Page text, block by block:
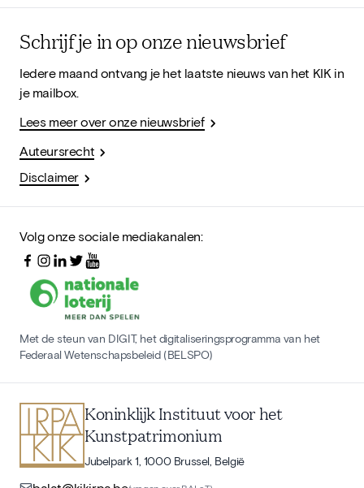
Schrijf je in op onze nieuwsbrief
Iedere maand ontvang je het laatste nieuws van het KIK in
je mailbox.
Lees meer over onze nieuwsbrief
Auteursrecht
Disclaimer
Volg onze sociale mediakanalen:
Met de steun van DIGIT, het digitaliseringsprogramma van het
Federaal Wetenschapsbeleid (BELSPO)
Koninklijk Instituut voor het
Kunstpatrimonium
Jubelpark 1, 1000 Brussel, België